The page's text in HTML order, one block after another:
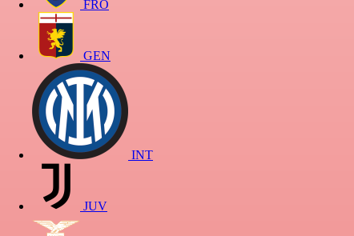
FRO
GEN
INT
JUV